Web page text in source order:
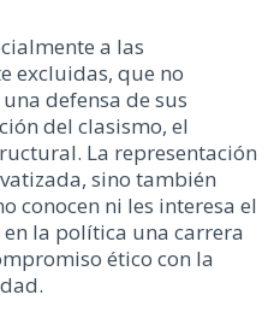
a las
excluidas, que no
defensa de sus
del clasismo, el
La representación
sino también
conocen ni les interesa el
la política una carrera
ético con la